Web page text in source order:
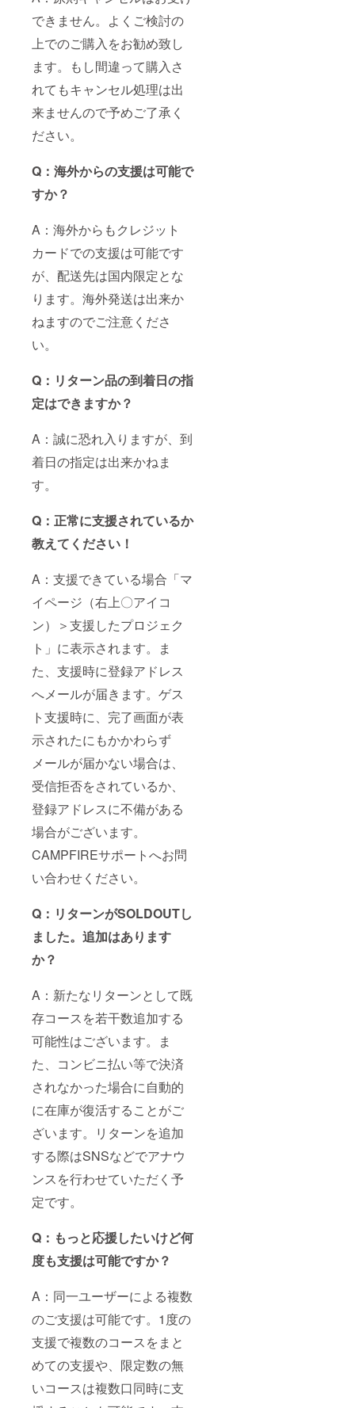
できません。よくご検討の
上でのご購入をお勧め致し
ます。もし間違って購入さ
れてもキャンセル処理は出
来ませんので予めご了承く
ださい。
Q：海外からの支援は可能で
すか？
A：海外からもクレジット
カードでの支援は可能です
が、配送先は国内限定とな
ります。海外発送は出来か
ねますのでご注意くださ
い。
Q：リターン品の到着日の指
定はできますか？
A：誠に恐れ入りますが、到
着日の指定は出来かねま
す。
Q：正常に支援されているか
教えてください！
A：支援できている場合「マ
イページ（右上〇アイコ
ン）＞支援したプロジェク
ト」に表示されます。ま
た、支援時に登録アドレス
へメールが届きます。ゲス
ト支援時に、完了画面が表
示されたにもかかわらず
メールが届かない場合は、
受信拒否をされているか、
登録アドレスに不備がある
場合がございます。
CAMPFIREサポートへお問
い合わせください。
Q：リターンがSOLDOUTし
ました。追加はあります
か？
A：新たなリターンとして既
存コースを若干数追加する
可能性はございます。ま
た、コンビニ払い等で決済
されなかった場合に自動的
に在庫が復活することがご
ざいます。リターンを追加
する際はSNSなどでアナウ
ンスを行わせていただく予
定です。
Q：もっと応援したいけど何
度も支援は可能ですか？
A：同一ユーザーによる複数
のご支援は可能です。1度の
支援で複数のコースをまと
めての支援や、限定数の無
いコースは複数口同時に支